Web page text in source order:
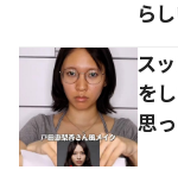
らし
ス
を
思っ